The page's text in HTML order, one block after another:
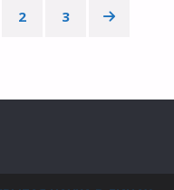
2 3